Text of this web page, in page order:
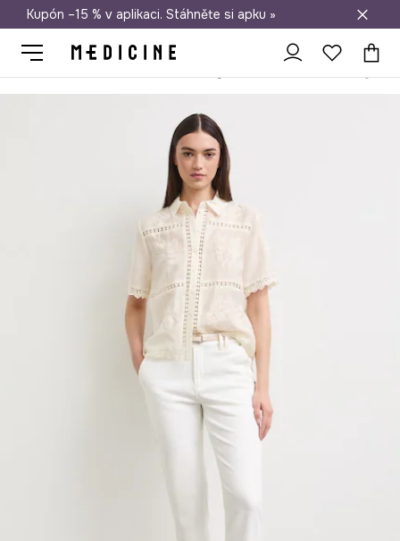
Doprava zdarma při nákupu nad 1 200 Kč
Kupón –15 % v aplikaci. Stáhněte si apku »